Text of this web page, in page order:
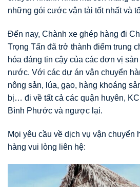
những gói cước vận tải tốt nhất và
Đến nay, Chành xe ghép hàng đi
Trọng Tấn đã trở thành điểm trung
hóa đáng tin cậy của các đơn vị
nước. Với các dự án vận chuyển
nông sản, lúa, gạo, hàng khoáng
bị… đi về tất cả các quận huyên,
Bình Phước và ngược lại.
Mọi yêu cầu về dịch vụ vận chuyển
hàng vui lòng liên hệ: